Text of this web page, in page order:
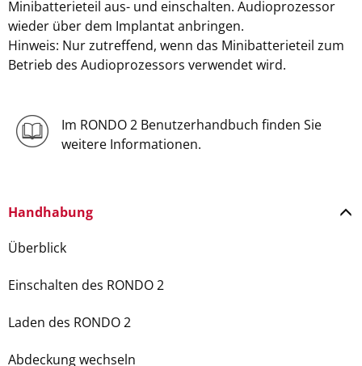
Minibatterieteil aus- und einschalten. Audioprozessor
wieder über dem Implantat anbringen.
Hinweis: Nur zutreffend, wenn das Minibatterieteil zum
Betrieb des Audioprozessors verwendet wird.
Im RONDO 2 Benutzerhandbuch finden Sie
weitere Informationen.
Handhabung
Überblick
Einschalten des RONDO 2
Laden des RONDO 2
Abdeckung wechseln